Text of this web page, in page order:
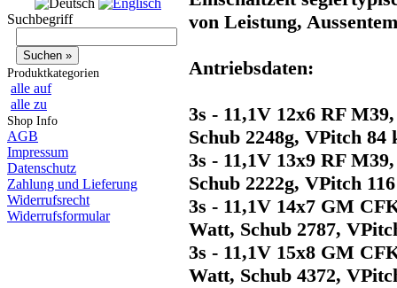
Suchbegriff
Produktkategorien
alle auf
alle zu
Shop Info
AGB
Impressum
Datenschutz
Zahlung und Lieferung
Widerrufsrecht
Widerrufsformular
von Leistung,
Antriebsdaten:
3s - 11,1V 12x6 RF
Schub 2248g, VPitch
3s - 11,1V 13x9 RF
Schub 2222g, VPitch
3s - 11,1V 14x7 GM
Watt, Schub 2787,
3s - 11,1V 15x8 GM
Watt, Schub 4372,